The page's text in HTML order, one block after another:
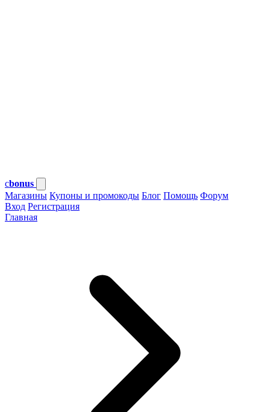
cbonus
Магазины Купоны и промокоды Блог Помощь Форум
Вход Регистрация
Главная